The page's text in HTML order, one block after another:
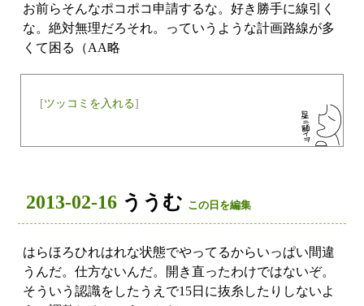
お前らそんなポコポコ申請するな。好き勝手に線引く
な。絶対無理だろそれ。っていうような計画路線が多
くて困る（AA略
[ツッコミを入れる]
2013-02-16 ううむ この日を編集
はらほろひれはれな状態でやってるからいっぱい間違
うんだ。仕方ないんだ。開き直ったわけではないぞ。
そういう認識をしたうえで15日に抜糸したりしないよ